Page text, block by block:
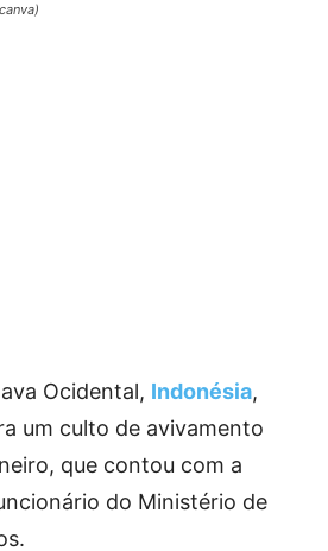
Ocidental, Indonésia,
um culto de avivamento
que contou com a
do Ministério de